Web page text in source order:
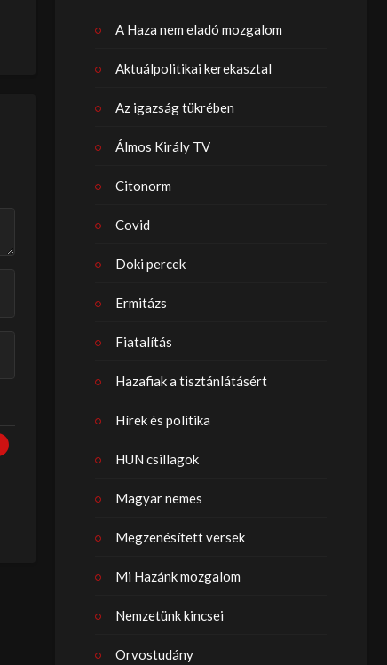
A Haza nem eladó mozgalom
Aktuálpolitikai kerekasztal
Az igazság tükrében
Álmos Király TV
Citonorm
Covid
Doki percek
Ermitázs
Fiatalítás
Hazafiak a tisztánlátásért
Hírek és politika
HUN csillagok
Magyar nemes
Megzenésített versek
Mi Hazánk mozgalom
Nemzetünk kincsei
Orvostudány